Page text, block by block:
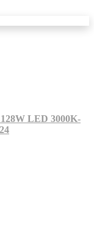
LED 3000K-